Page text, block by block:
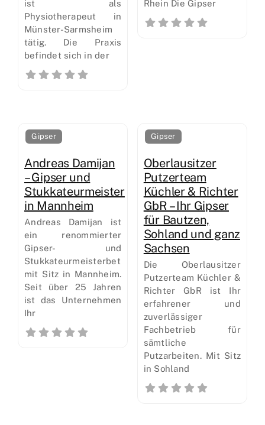
ist als
Physiotherapeut in
Münster-Sarmsheim
tätig. Die Praxis
befindet sich in der
Rhein Die Gipser
Gipser
Andreas Damijan
– Gipser und
Stukkateurmeister
in Mannheim
Andreas Damijan ist
ein renommierter
Gipser- und
Stukkateurmeisterbetrieb
mit Sitz in Mannheim.
Seit über 25 Jahren
ist das Unternehmen
Ihr
Gipser
Oberlausitzer
Putzerteam
Küchler & Richter
GbR – Ihr Gipser
für Bautzen,
Sohland und ganz
Sachsen
Die Oberlausitzer
Putzerteam Küchler &
Richter GbR ist Ihr
erfahrener und
zuverlässiger
Fachbetrieb für
sämtliche
Putzarbeiten. Mit Sitz
in Sohland